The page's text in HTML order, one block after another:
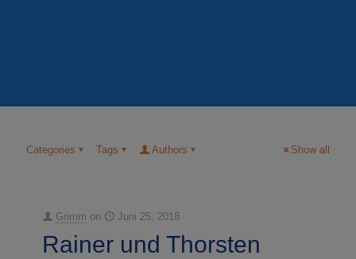
Categories Tags Authors Show all
Grimm on Juni 25, 2018
Rainer und Thorsten